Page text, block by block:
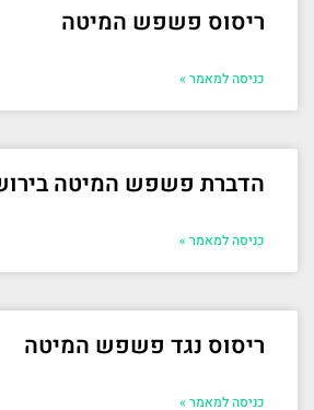
ריסוס פשפש המיטה
כניסה למאמר »
הדברת פשפש המיטה
כניסה למאמר »
ריסוס נגד פשפש המיטה
כניסה למאמר »